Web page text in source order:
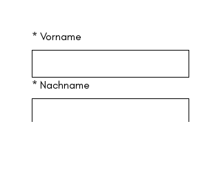
* Vorname
* Nachname